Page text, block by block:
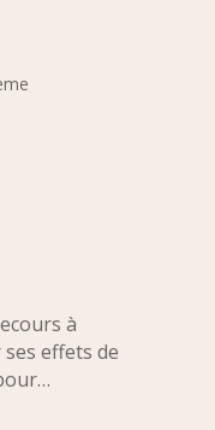
à
effets de